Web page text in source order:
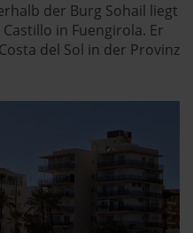
der Burg Sohail liegt
in Fuengirola. Er
del Sol in der Provinz